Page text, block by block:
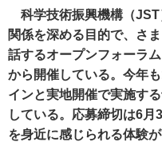
科学技術振興機構（
関係を深める目的で、さ
話するオープンフォーラ
から開催している。今年
インと実地開催で実施す
している。応募締切は6
を身近に感じられる体験